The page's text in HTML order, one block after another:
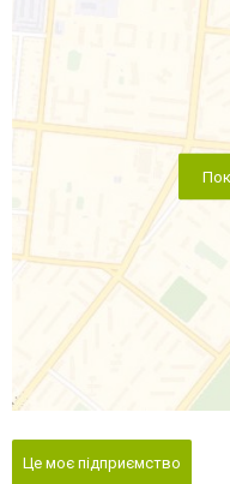
Це моє підприємство